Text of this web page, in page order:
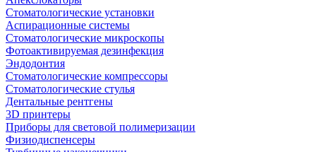
Стоматологические установки
Аспирационные системы
Стоматологические микроскопы
Фотоактивируемая дезинфекция
Эндодонтия
Стоматологические компрессоры
Стоматологические стулья
Дентальные рентгены
3D принтеры
Приборы для световой полимеризации
Физиодиспенсеры